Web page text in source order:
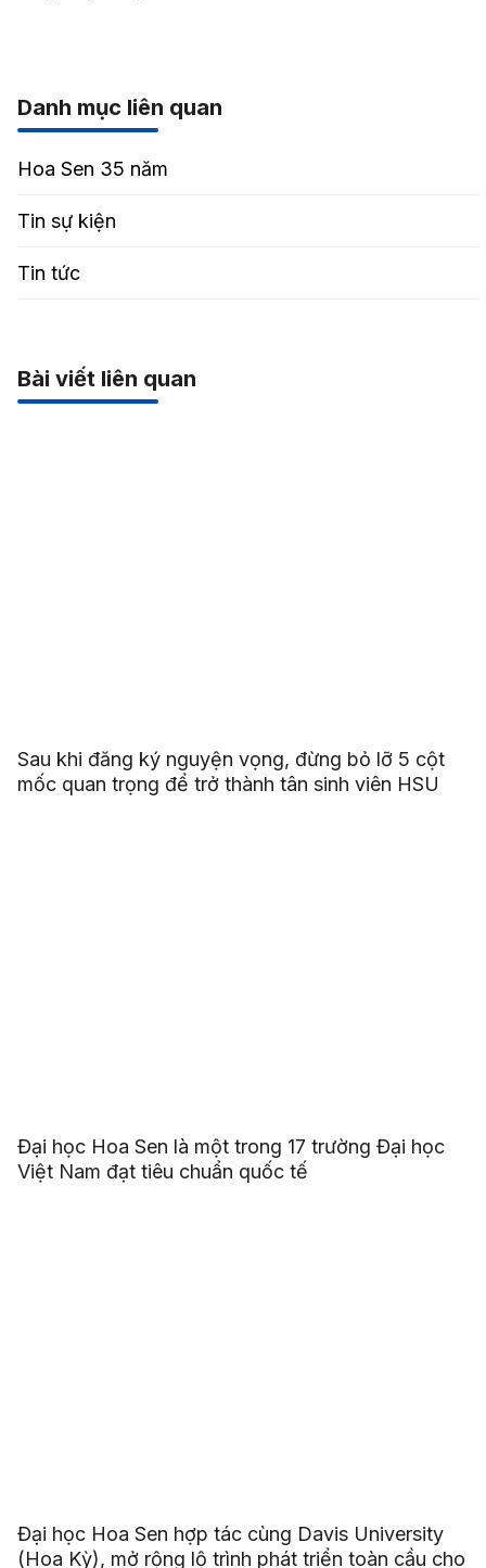
Danh mục liên quan
Hoa Sen 35 năm
Tin sự kiện
Tin tức
Bài viết liên quan
Sau khi đăng ký nguyện vọng, đừng bỏ lỡ 5 cột
mốc quan trọng để trở thành tân sinh viên HSU
Đại học Hoa Sen là một trong 17 trường Đại học
Việt Nam đạt tiêu chuẩn quốc tế
Đại học Hoa Sen hợp tác cùng Davis University
(Hoa Kỳ), mở rộng lộ trình phát triển toàn cầu cho